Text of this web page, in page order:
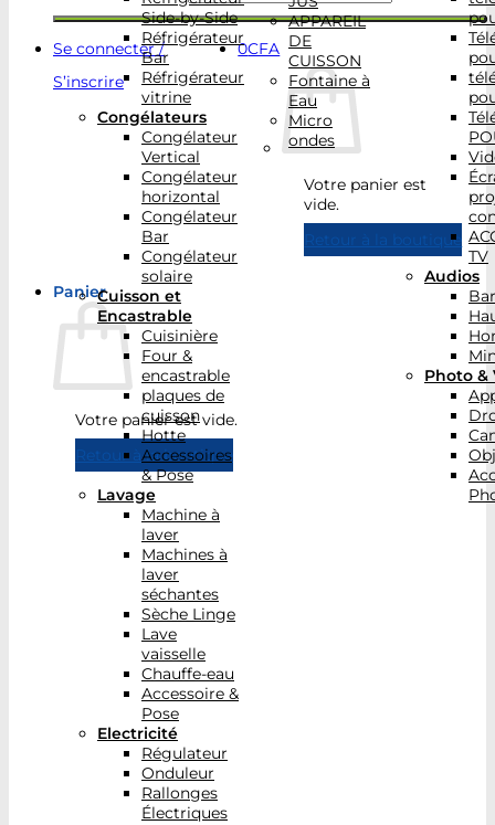
Se connecter /
S’inscrire
0CFA
Votre panier est
vide.
Retour à la boutique
Panier
Votre panier est vide.
Retour à la boutique
Side-by-Side
Réfrigérateur
Bar
Réfrigérateur
vitrine
Congélateurs
Congélateur
Vertical
Congélateur
horizontal
Congélateur
Bar
Congélateur
solaire
Cuisson et
Encastrable
Cuisinière
Four &
encastrable
plaques de
cuisson
Hotte
Accessoires
& Pose
Lavage
Machine à
laver
Machines à
laver
séchantes
Sèche Linge
Lave
vaisselle
Chauffe-eau
Accessoire &
Pose
Electricité
Régulateur
Onduleur
Rallonges
Électriques
APPAREIL
DE
CUISSON
Fontaine à
Eau
Micro
ondes
TV
Audios
Photo &